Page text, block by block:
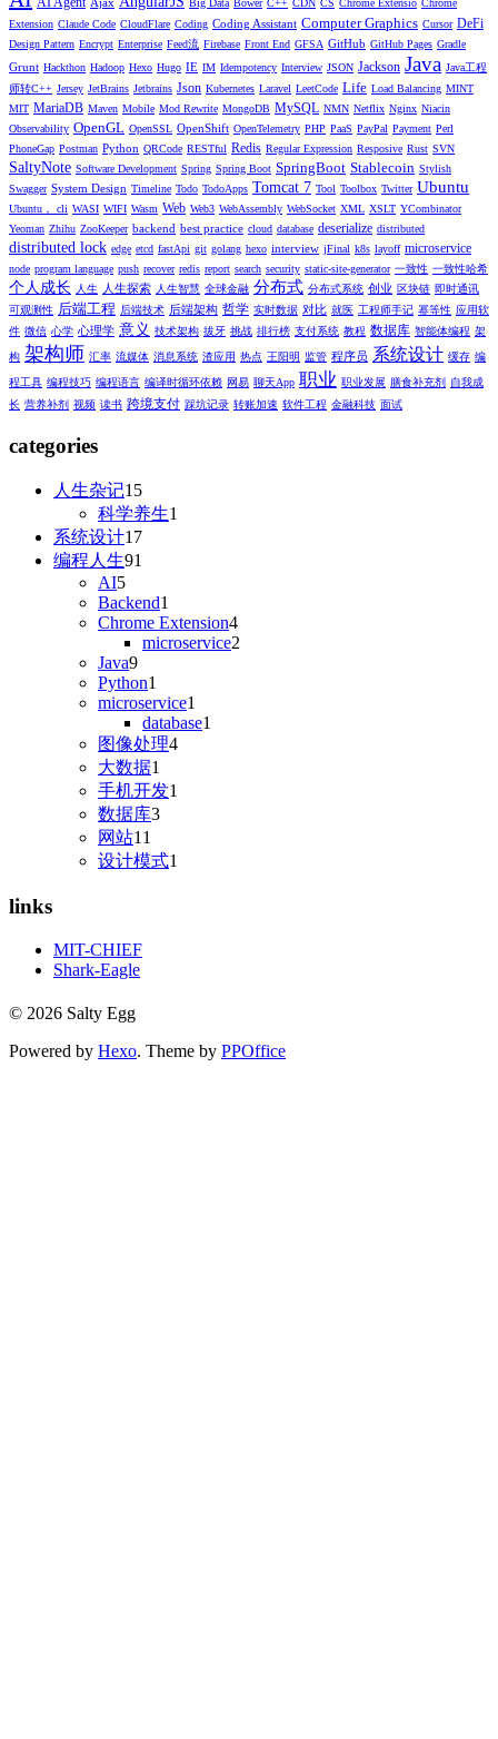
Big Data Bower C++ CDN CS Chrome Extensio Chrome
Extension Claude Code CloudFlare Coding Coding Assistant Computer Graphics Cursor DeFi
Design Pattern Encrypt Enterprise Feed流 Firebase Front End GFSA GitHub GitHub Pages Gradle
Grunt Hackthon Hadoop Hexo Hugo IE IM Idempotency Interview JSON Jackson Java Java工程
师转C++ Jersey JetBrains Jetbrains Json Kubernetes Laravel LeetCode Life Load Balancing MINT
MIT MariaDB Maven Mobile Mod Rewrite MongoDB MySQL NMN Netflix Nginx Niacin
Observability OpenGL OpenSSL OpenShift OpenTelemetry PHP PaaS PayPal Payment Perl
PhoneGap Postman Python QRCode RESTful Redis Regular Expression Resposive Rust SVN
SaltyNote Software Development Spring Spring Boot SpringBoot Stablecoin Stylish
Swagger System Design Timeline Todo TodoApps Tomcat 7 Tool Toolbox Twitter Ubuntu
Ubuntu， cli WASI WIFI Wasm Web Web3 WebAssembly WebSocket XML XSLT YCombinator
Yeoman Zhihu ZooKeeper backend best practice cloud database deserialize distributed
distributed lock edge etcd fastApi git golang hexo interview jFinal k8s layoff microservice
node program language push recover redis report search security static-site-generator 一致性 一致性哈希
个人成长 人生 人生探索 人生智慧 全球金融 分布式 分布式系统 创业 区块链 即时通讯
可观测性 后端工程 后端技术 后端架构 哲学 实时数据 对比 就医 工程师手记 幂等性 应用软
件 微信 心学 心理学 意义 技术架构 拔牙 挑战 排行榜 支付系统 教程 数据库 智能体编程 架
构 架构师 汇率 流媒体 消息系统 渣应用 热点 王阳明 监管 程序员 系统设计 缓存 编
程工具 编程技巧 编程语言 编译时循环依赖 网易 聊天App 职业 职业发展 膳食补充剂
自我成
长 营养补剂 视频 读书 跨境支付 踩坑记录 转账加速 软件工程 金融科技 面试
categories
人生杂记15
科学养生1
系统设计17
编程人生91
AI5
Backend1
Chrome Extension4
microservice2
Java9
Python1
microservice1
database1
图像处理4
大数据1
手机开发1
数据库3
网站11
设计模式1
links
MIT-CHIEF
Shark-Eagle
© 2026 Salty Egg
Powered by Hexo. Theme by PPOffice